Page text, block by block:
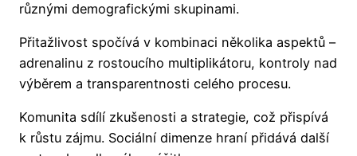
různými demografickými skupinami.
Přitažlivost spočívá v kombinaci několika aspektů –
adrenalinu z rostoucího multiplikátoru, kontroly nad
výběrem a transparentnosti celého procesu.
Komunita sdílí zkušenosti a strategie, což přispívá
k růstu zájmu. Sociální dimenze hraní přidává další